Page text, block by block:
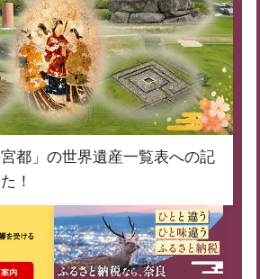
宮都」の世界遺産一覧表への記
！